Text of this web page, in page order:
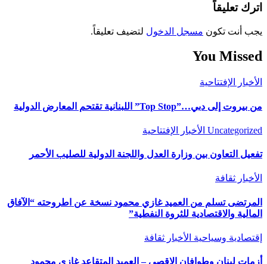
اترك تعليقاً
يجب أنت تكون مسجل الدخول لتضيف تعليقاً.
You Missed
الأخبار الإفتتاحية
من بيروت إلى دبي…”Top Stop” اللبنانية تقتحم المعارض الدولية
Uncategorized الأخبار الإفتتاحية
تفعيل التعاون بين وزارة العدل واللجنة الدولية للصليب الأحمر
الأخبار ثقافة
المرتضى تسلم من العميد غازي محمود نسخة عن اطروحته “الآفاق
المالية والاقتصادية للثروة النفطية”
إقتصادية وسياحية الأخبار ثقافة
أزمات لبنان وطوافان الاقصى – العميد المتقاعد غازي محمود